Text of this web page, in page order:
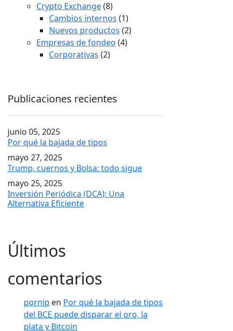
Crypto Exchange(8)
Cambios internos (1)
Nuevos productos (2)
Empresas de fondeo (4)
Corporativas (2)
Publicaciones recientes
junio 05, 2025
Por qué la bajada de tipos
mayo 27, 2025
Trump, cuernos y Bolsa: todo sigue
mayo 25, 2025
Inversión Periódica (DCA): Una
Alternativa Eficiente
Últimos
comentarios
pornip en Por qué la bajada de tipos
del BCE puede disparar el oro, la
plata y Bitcoin